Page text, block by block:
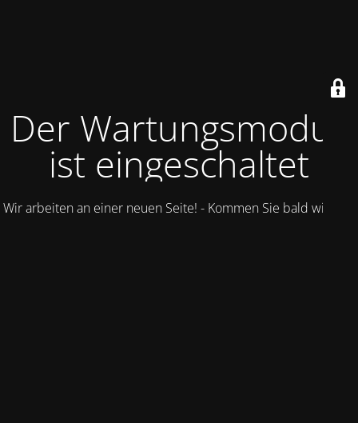
Der Wartungsmodus
ist eingeschaltet
Wir arbeiten an einer neuen Seite! - Kommen Sie bald wieder.